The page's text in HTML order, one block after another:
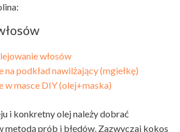
włosów
na podkład nawilżający (mgiełkę)
w masce DIY (olej+maska)
i konkretny olej należy dobrać
metodą prób i błędów. Zazwyczaj kokos